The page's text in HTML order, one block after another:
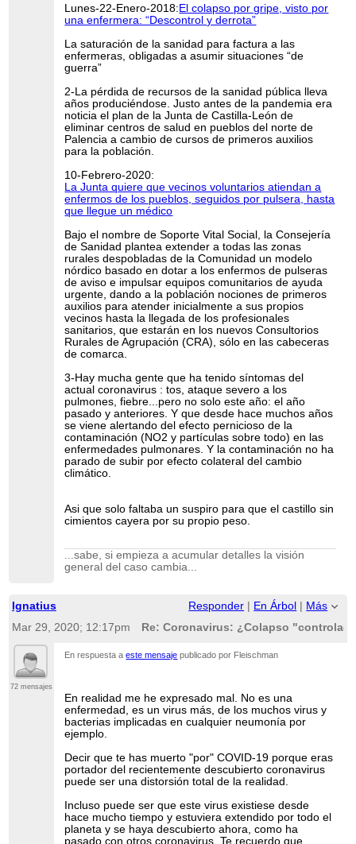
Lunes-22-Enero-2018: El colapso por gripe, visto por
una enfermera: “Descontrol y derrota”
La saturación de la sanidad para factura a las
enfermeras, obligadas a asumir situaciones “de
guerra”
2-La pérdida de recursos de la sanidad pública lleva
años produciéndose. Justo antes de la pandemia era
noticia el plan de la Junta de Castilla-León de
eliminar centros de salud en pueblos del norte de
Palencia a cambio de cursos de primeros auxilios
para la población.
10-Febrero-2020:
La Junta quiere que vecinos voluntarios atiendan a
enfermos de los pueblos, seguidos por pulsera, hasta
que llegue un médico
Bajo el nombre de Soporte Vital Social, la Consejería
de Sanidad plantea extender a todas las zonas
rurales despobladas de la Comunidad un modelo
nórdico basado en dotar a los enfermos de pulseras
de aviso e impulsar equipos comunitarios de ayuda
urgente, dando a la población nociones de primeros
auxilios para atender inicialmente a sus propios
vecinos hasta la llegada de los profesionales
sanitarios, que estarán en los nuevos Consultorios
Rurales de Agrupación (CRA), sólo en las cabeceras
de comarca.
3-Hay mucha gente que ha tenido síntomas del
actual coronavirus : tos, ataque severo a los
pulmones, fiebre...pero no solo este año: el año
pasado y anteriores. Y que desde hace muchos años
se viene alertando del efecto pernicioso de la
contaminación (NO2 y partículas sobre todo) en las
enfermedades pulmonares. Y la contaminación no ha
parado de subir por efecto colateral del cambio
climático.
Asi que solo faltaba un suspiro para que el castillo sin
cimientos cayera por su propio peso.
...sabe, si empieza a acumular detalles la visión
general del caso cambia...
Ignatius Responder | En Árbol | Más
Mar 29, 2020; 12:17pm
Re: Coronavirus: ¿Colapso
72 mensajes
En respuesta aeste mensaje publicado por Fleischman
En realidad me he expresado mal. No es una
enfermedad, es un virus más, de los muchos virus y
bacterias implicadas en cualquier neumonía por
ejemplo.
Decir que te has muerto "por" COVID-19 porque eras
portador del recientemente descubierto coronavirus
puede ser una distorsión total de la realidad.
Incluso puede ser que este virus existiese desde
hace mucho tiempo y estuviera extendido por todo el
planeta y se haya descubierto ahora, como ha
pasado con otros coronavirus. Te recuerdo que